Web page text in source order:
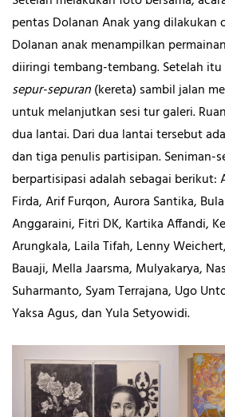
pentas Dolanan Anak yang dilakukan
Dolanan anak menampilkan
diiringi tembang-tembang. Setelah
sepur-sepuran(kereta) sambil jalan
untuk melanjutkan sesi tur galeri.
dua lantai. Dari dua lantai tersebut
dan tiga penulis partisipan. Seniman-
berpartisipasi adalah sebagai berikut:
Firda, Arif Furqon, Aurora Santika,
Anggaraini, Fitri DK, Kartika Affandi,
Arungkala, Laila Tifah, Lenny
Bauaji, Mella Jaarsma, Mulyakarya,
Suharmanto, Syam Terrajana, Ugo
Yaksa Agus, dan Yula Setyowidi.